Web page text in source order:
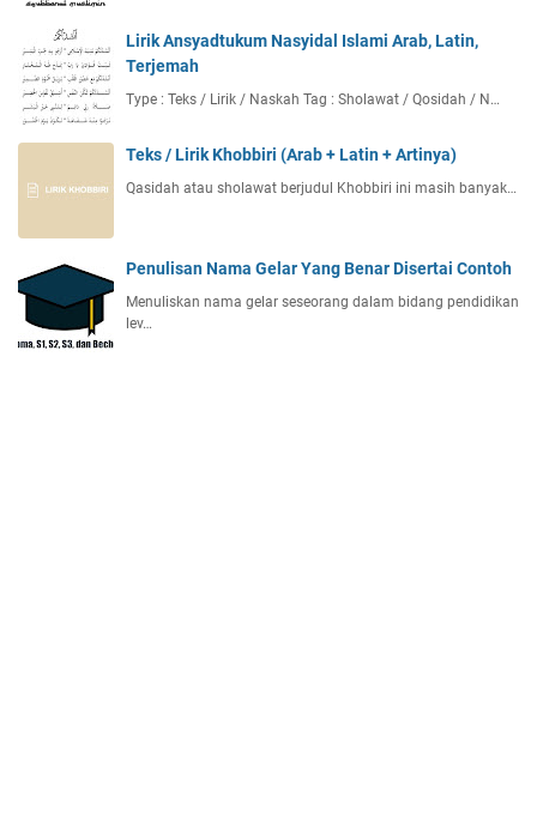
Lirik Ansyadtukum Nasyidal Islami Arab, Latin,
Terjemah
Type : Teks / Lirik / Naskah Tag : Sholawat / Qosidah / N…
Teks / Lirik Khobbiri (Arab + Latin + Artinya)
Qasidah atau sholawat berjudul Khobbiri ini masih banyak…
Penulisan Nama Gelar Yang Benar Disertai Contoh
Menuliskan nama gelar seseorang dalam bidang pendidikan
lev…